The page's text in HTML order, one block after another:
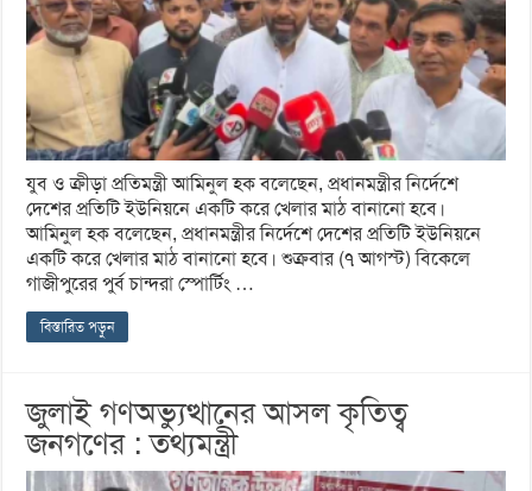
যুব ও ক্রীড়া প্রতিমন্ত্রী আমিনুল হক বলেছেন, প্রধানমন্ত্রীর নির্দেশে
দেশের প্রতিটি ইউনিয়নে একটি করে খেলার মাঠ বানানো হবে।
আমিনুল হক বলেছেন, প্রধানমন্ত্রীর নির্দেশে দেশের প্রতিটি ইউনিয়নে
একটি করে খেলার মাঠ বানানো হবে। শুক্রবার (৭ আগস্ট) বিকেলে
গাজীপুরের পুর্ব চান্দরা স্পোর্টিং …
বিস্তারিত পড়ুন
জুলাই গণঅভ্যুত্থানের আসল কৃতিত্ব
জনগণের : তথ্যমন্ত্রী